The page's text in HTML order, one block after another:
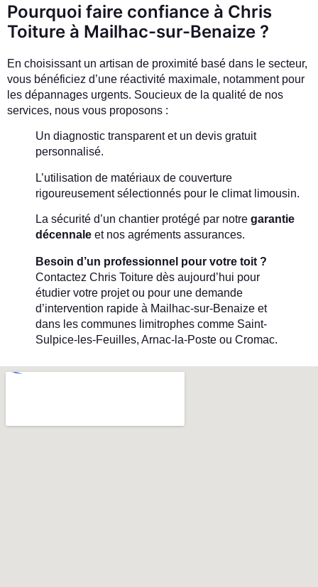
Pourquoi faire confiance à Chris
Toiture à Mailhac-sur-Benaize ?
En choisissant un artisan de proximité basé dans le secteur,
vous bénéficiez d’une réactivité maximale, notamment pour
les dépannages urgents. Soucieux de la qualité de nos
services, nous vous proposons :
Un diagnostic transparent et un devis gratuit
personnalisé.
L’utilisation de matériaux de couverture
rigoureusement sélectionnés pour le climat limousin.
La sécurité d’un chantier protégé par notre garantie
décennale et nos agréments assurances.
Besoin d’un professionnel pour votre toit ?
Contactez Chris Toiture dès aujourd’hui pour
étudier votre projet ou pour une demande
d’intervention rapide à Mailhac-sur-Benaize et
dans les communes limitrophes comme Saint-
Sulpice-les-Feuilles, Arnac-la-Poste ou Cromac.